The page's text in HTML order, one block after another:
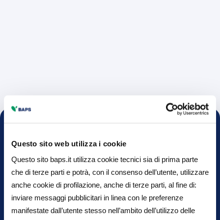
Questo sito web utilizza i cookie
Questo sito baps.it utilizza cookie tecnici sia di prima parte
che di terze parti e potrà, con il consenso dell’utente, utilizzare
anche cookie di profilazione, anche di terze parti, al fine di:
inviare messaggi pubblicitari in linea con le preferenze
manifestate dall’utente stesso nell’ambito dell’utilizzo delle
Fatti consigliare da
BAPS
Contattaci per fissare un appuntamento in filiale